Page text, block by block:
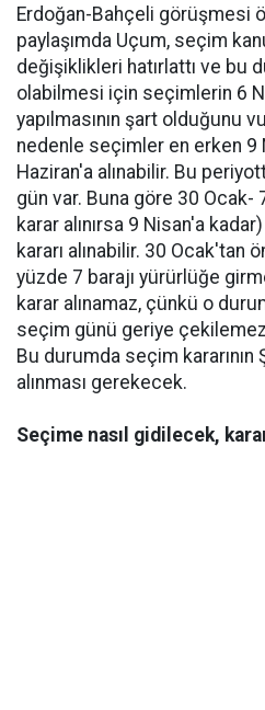
Erdoğan-Bahçeli görüşmesi
paylaşımda Uçum, seçim
değişiklikleri hatırlattı ve bu
olabilmesi için seçimlerin 6
yapılmasının şart olduğunu
nedenle seçimler en erken 9
Haziran'a alınabilir. Bu
gün var. Buna göre 30 Ocak-
karar alınırsa 9 Nisan'a
kararı alınabilir. 30 Ocak'tan
yüzde 7 barajı yürürlüğe
karar alınamaz, çünkü o
seçim günü geriye
Bu durumda seçim kararının
alınması gerekecek.
Seçime nasıl gidilecek,